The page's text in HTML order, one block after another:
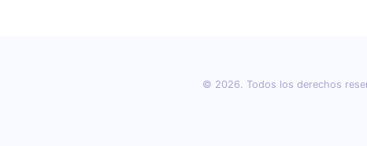
© 2026. Todos los derechos